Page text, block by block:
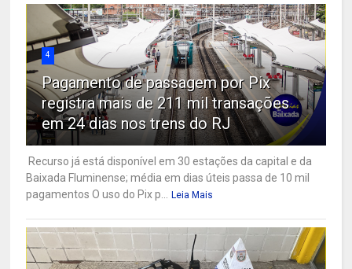
4
Pagamento de passagem por Pix
registra mais de 211 mil transações
em 24 dias nos trens do RJ
Recurso já está disponível em 30 estações da capital e da
Baixada Fluminense; média em dias úteis passa de 10 mil
pagamentos O uso do Pix p... Leia Mais